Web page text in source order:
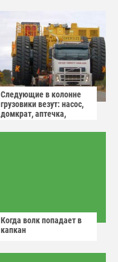
Следующие в колонне
грузовики везут: насос,
домкрат, аптечка,
Когда волк попадает в
капкан